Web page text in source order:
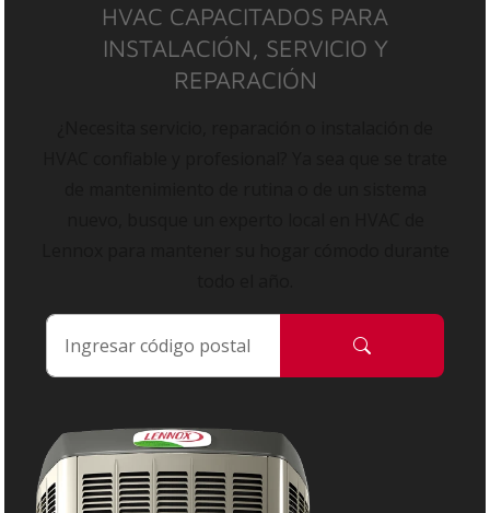
HVAC CAPACITADOS PARA
INSTALACIÓN, SERVICIO Y
REPARACIÓN